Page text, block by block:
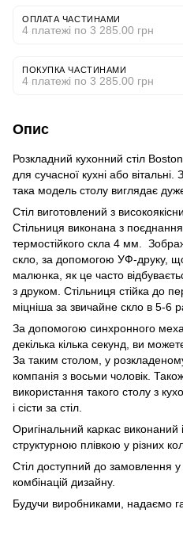
ОПЛАТА ЧАСТИНАМИ
4 платежі по 3 285.00 грн
ПОКУПКА ЧАСТИНАМИ
4 платежі по 3 285.00 грн
Опис
Розкладний кухонний стіл
для сучасної кухні або вітальні.
така модель столу виглядає
Стіл виготовлений з
Стільниця виконана з
термостійкого скла 4 мм.
скло, за допомогою УФ-друку,
малюнка, як це часто
з друком. Стільниця стійка до
міцніша за звичайне скло в 5-6
За допомогою синхронного
декілька кілька секунд, ви
За таким столом, у
компанія з восьми чоловік.
використання такого столу з
і сісти за стіл.
Оригінальний каркас
структурною плівкою у різних
Стіл доступний до замовлення у
комбінацій дизайну.
Будучи виробниками, надаємо